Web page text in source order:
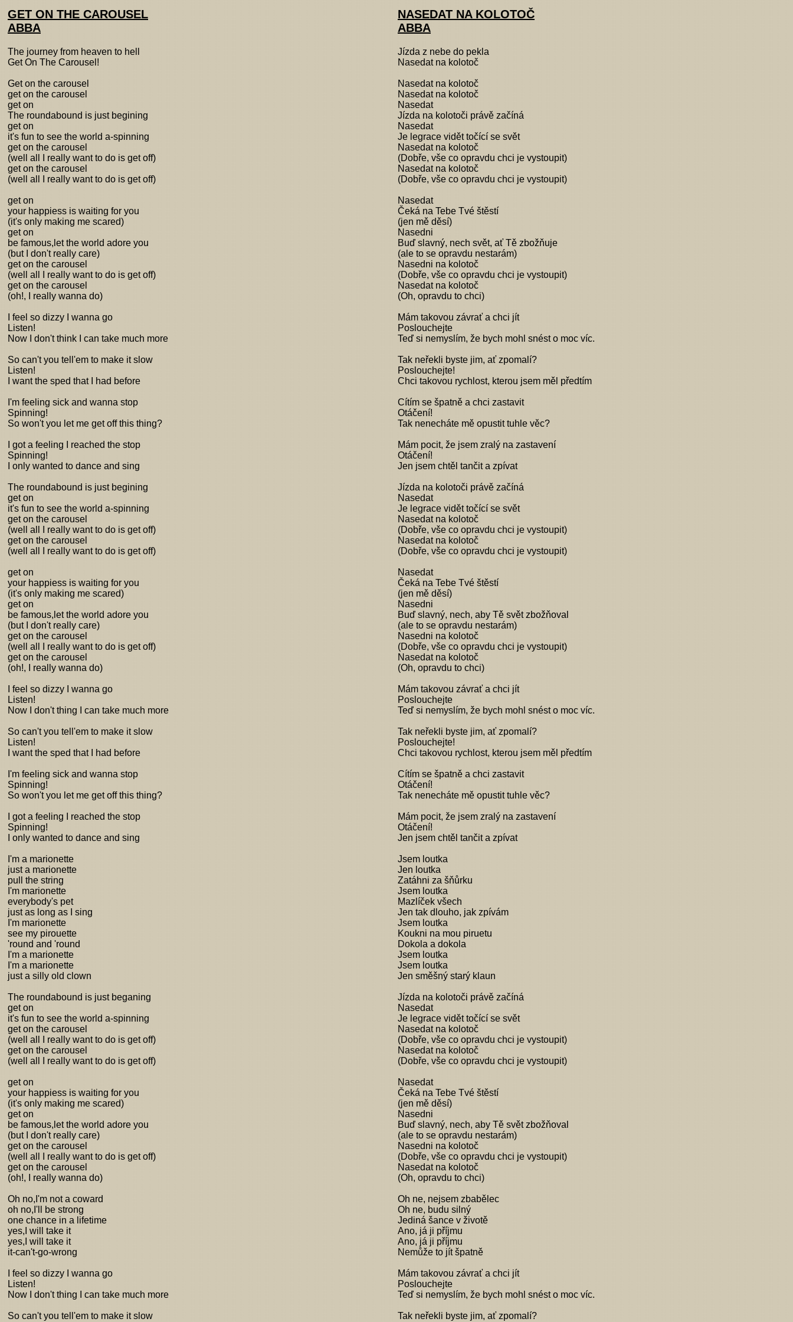
GET ON THE CAROUSEL
ABBA
The journey from heaven to hell
Get On The Carousel!
Get on the carousel
get on the carousel
get on
The roundabound is just begining
get on
it's fun to see the world a-spinning
get on the carousel
(well all I really want to do is get off)
get on the carousel
(well all I really want to do is get off)
get on
your happiess is waiting for you
(it's only making me scared)
get on
be famous,let the world adore you
(but I don't really care)
get on the carousel
(well all I really want to do is get off)
get on the carousel
(oh!, I really wanna do)
I feel so dizzy I wanna go
Listen!
Now I don't think I can take much more
So can't you tell'em to make it slow
Listen!
I want the sped that I had before
I'm feeling sick and wanna stop
Spinning!
So won't you let me get off this thing?
I got a feeling I reached the stop
Spinning!
I only wanted to dance and sing
The roundabound is just begining
get on
it's fun to see the world a-spinning
get on the carousel
(well all I really want to do is get off)
get on the carousel
(well all I really want to do is get off)
get on
your happiess is waiting for you
(it's only making me scared)
get on
be famous,let the world adore you
(but I don't really care)
get on the carousel
(well all I really want to do is get off)
get on the carousel
(oh!, I really wanna do)
I feel so dizzy I wanna go
Listen!
Now I don't thing I can take much more
So can't you tell'em to make it slow
Listen!
I want the sped that I had before
I'm feeling sick and wanna stop
Spinning!
So won't you let me get off this thing?
I got a feeling I reached the stop
Spinning!
I only wanted to dance and sing
I'm a marionette
just a marionette
pull the string
I'm marionette
everybody's pet
just as long as I sing
I'm marionette
see my pirouette
'round and 'round
I'm a marionette
I'm a marionette
just a silly old clown
The roundabound is just beganing
get on
it's fun to see the world a-spinning
get on the carousel
(well all I really want to do is get off)
get on the carousel
(well all I really want to do is get off)
get on
your happiess is waiting for you
(it's only making me scared)
get on
be famous,let the world adore you
(but I don't really care)
get on the carousel
(well all I really want to do is get off)
get on the carousel
(oh!, I really wanna do)
Oh no,I'm not a coward
oh no,I'll be strong
one chance in a lifetime
yes,I will take it
yes,I will take it
it-can't-go-wrong
I feel so dizzy I wanna go
Listen!
Now I don't thing I can take much more
So can't you tell'em to make it slow
NASEDAT NA KOLOTOČ
ABBA
Jízda z nebe do pekla
Nasedat na kolotoč
Nasedat na kolotoč
Nasedat na kolotoč
Nasedat
Jízda na kolotoči právě začíná
Nasedat
Je legrace vidět točící se svět
Nasedat na kolotoč
(Dobře, vše co opravdu chci je vystoupit)
Nasedat na kolotoč
(Dobře, vše co opravdu chci je vystoupit)
Nasedat
Čeká na Tebe Tvé štěstí
(jen mě děsí)
Nasedni
Buď slavný, nech svět, ať Tě zbožňuje
(ale to se opravdu nestarám)
Nasedni na kolotoč
(Dobře, vše co opravdu chci je vystoupit)
Nasedat na kolotoč
(Oh, opravdu to chci)
Mám takovou závrať a chci jít
Poslouchejte
Teď si nemyslím, že bych mohl snést o moc víc.
Tak neřekli byste jim, ať zpomalí?
Poslouchejte!
Chci takovou rychlost, kterou jsem měl předtím
Cítím se špatně a chci zastavit
Otáčení!
Tak nenecháte mě opustit tuhle věc?
Mám pocit, že jsem zralý na zastavení
Otáčení!
Jen jsem chtěl tančit a zpívat
Jízda na kolotoči právě začíná
Nasedat
Je legrace vidět točící se svět
Nasedat na kolotoč
(Dobře, vše co opravdu chci je vystoupit)
Nasedat na kolotoč
(Dobře, vše co opravdu chci je vystoupit)
Nasedat
Čeká na Tebe Tvé štěstí
(jen mě děsí)
Nasedni
Buď slavný, nech, aby Tě svět zbožňoval
(ale to se opravdu nestarám)
Nasedni na kolotoč
(Dobře, vše co opravdu chci je vystoupit)
Nasedat na kolotoč
(Oh, opravdu to chci)
Mám takovou závrať a chci jít
Poslouchejte
Teď si nemyslím, že bych mohl snést o moc víc.
Tak neřekli byste jim, ať zpomalí?
Poslouchejte!
Chci takovou rychlost, kterou jsem měl předtím
Cítím se špatně a chci zastavit
Otáčení!
Tak nenecháte mě opustit tuhle věc?
Mám pocit, že jsem zralý na zastavení
Otáčení!
Jen jsem chtěl tančit a zpívat
Jsem loutka
Jen loutka
Zatáhni za šňůrku
Jsem loutka
Mazlíček všech
Jen tak dlouho, jak zpívám
Jsem loutka
Koukni na mou piruetu
Dokola a dokola
Jsem loutka
Jsem loutka
Jen směšný starý klaun
Jízda na kolotoči právě začíná
Nasedat
Je legrace vidět točící se svět
Nasedat na kolotoč
(Dobře, vše co opravdu chci je vystoupit)
Nasedat na kolotoč
(Dobře, vše co opravdu chci je vystoupit)
Nasedat
Čeká na Tebe Tvé štěstí
(jen mě děsí)
Nasedni
Buď slavný, nech, aby Tě svět zbožňoval
(ale to se opravdu nestarám)
Nasedni na kolotoč
(Dobře, vše co opravdu chci je vystoupit)
Nasedat na kolotoč
(Oh, opravdu to chci)
Oh ne, nejsem zbabělec
Oh ne, budu silný
Jediná šance v životě
Ano, já ji příjmu
Ano, já ji příjmu
Nemůže to jít špatně
Mám takovou závrať a chci jít
Poslouchejte
Teď si nemyslím, že bych mohl snést o moc víc.
Tak neřekli byste jim, ať zpomalí?